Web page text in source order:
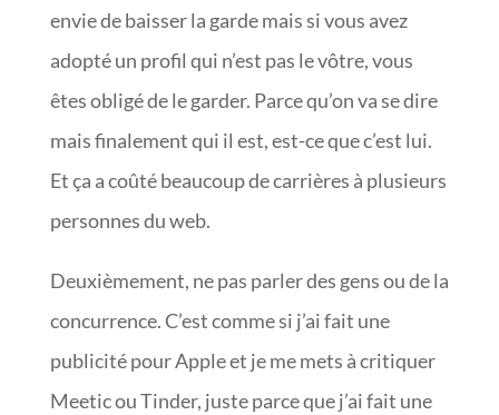
envie de baisser la garde mais si vous avez
adopté un profil qui n’est pas le vôtre, vous
êtes obligé de le garder. Parce qu’on va se dire
mais finalement qui il est, est-ce que c’est lui.
Et ça a coûté beaucoup de carrières à plusieurs
personnes du web.
Deuxièmement, ne pas parler des gens ou de la
concurrence. C’est comme si j’ai fait une
publicité pour Apple et je me mets à critiquer
Meetic ou Tinder, juste parce que j’ai fait une